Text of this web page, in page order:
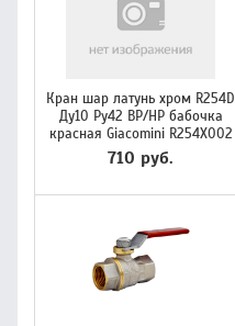
Кран шар латунь хром R254D
Ду10 Ру42 ВР/НР бабочка
красная Giacomini R254X002
710 руб.